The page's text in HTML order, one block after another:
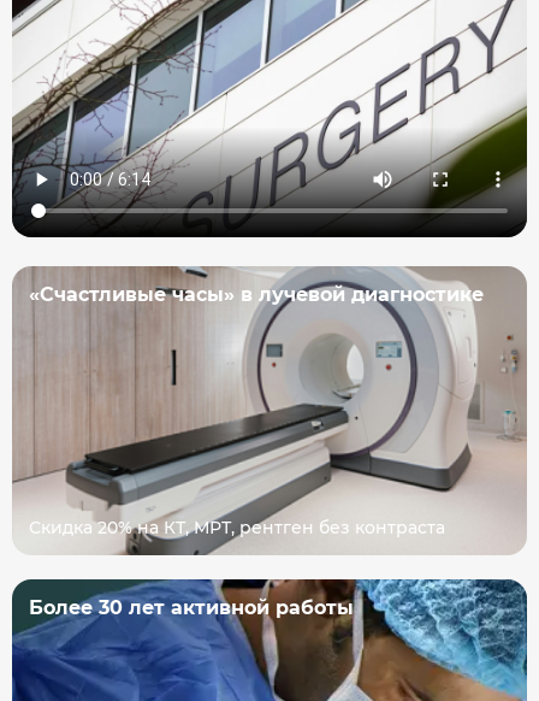
«Счастливые часы» в лучевой диагностике
Скидка 20% на КТ, МРТ, рентген без контраста
Более 30 лет активной работы